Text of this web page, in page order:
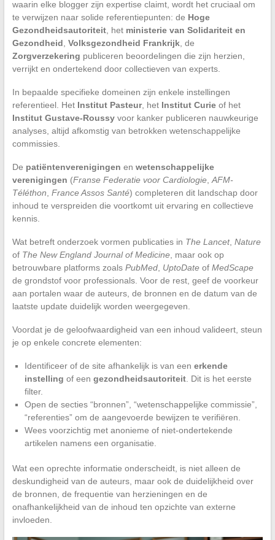
waarin elke blogger zijn expertise claimt, wordt het cruciaal om
te verwijzen naar solide referentiepunten: de Hoge
Gezondheidsautoriteit, het ministerie van Solidariteit en
Gezondheid Volksgezondheid Frankrijk, de
Zorgverzekering publiceren beoordelingen die zijn herzien,
verrijkt en ondertekend door collectieven van experts.
In bepaalde specifieke domeinen zijn enkele instellingen
referentieel. Het Institut Pasteur, het Institut Curieof het
Institut Gustave-Roussyvoor kanker publiceren nauwkeurige
analyses, altijd afkomstig van betrokken wetenschappelijke
commissies.
De patiëntenverenigingen en wetenschappelijke
verenigingen (Franse Federatie voor Cardiologie, AFM-
Téléthon France Assos Santé) completeren dit landschap door
inhoud te verspreiden die voortkomt uit ervaring en collectieve
kennis.
Wat betreft onderzoek vormen publicaties in The Lancet, Nature
of The New England Journal of Medicine, maar ook op
betrouwbare platforms zoals PubMed, UptoDateof MedScape
de grondstof voor professionals. Voor de rest, geef de voorkeur
aan portalen waar de auteurs, de bronnen en de datum van de
laatste update duidelijk worden weergegeven.
Voordat je de geloofwaardigheid van een inhoud valideert, steun
je op enkele concrete elementen:
Identificeer of de site afhankelijk is van een erkende
instelling of een gezondheidsautoriteit. Dit is het eerste
filter.
Open de secties “bronnen”, “wetenschappelijke commissie”,
“referenties” om de aangevoerde bewijzen te verifiëren.
Wees voorzichtig met anonieme of niet-ondertekende
artikelen namens een organisatie.
Wat een oprechte informatie onderscheidt, is niet alleen de
deskundigheid van de auteurs, maar ook de duidelijkheid over
de bronnen, de frequentie van herzieningen en de
onafhankelijkheid van de inhoud ten opzichte van externe
invloeden.